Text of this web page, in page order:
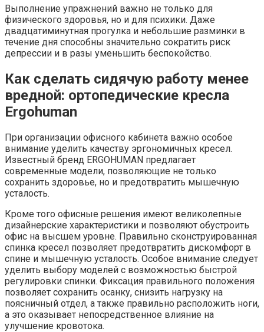
Выполнение упражнений важно не только для
физического здоровья, но и для психики. Даже
двадцатиминутная прогулка и небольшие разминки в
течение дня способны значительно сократить риск
депрессии и в разы уменьшить беспокойство.
Как сделать сидячую работу менее
вредной: ортопедические кресла
Ergohuman
При организации офисного кабинета важно особое
внимание уделить качеству эргономичных кресел.
Известный бренд ERGOHUMAN предлагает
современные модели, позволяющие не только
сохранить здоровье, но и предотвратить мышечную
усталость.
Кроме того офисные решения имеют великолепные
дизайнерские характеристики и позволяют обустроить
офис на высшем уровне. Правильно сконструированная
спинка кресел позволяет предотвратить дискомфорт в
спине и мышечную усталость. Особое внимание следует
уделить выбору моделей с возможностью быстрой
регулировки спинки. Фиксация правильного положения
позволяет сохранить осанку, снизить нагрузку на
поясничный отдел, а также правильно расположить ноги,
а это оказывает непосредственное влияние на
улучшение кровотока.